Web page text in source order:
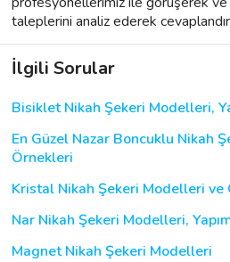
taleplerini analiz ederek
İlgili Sorular
Bisiklet Nikah Şekeri Modelleri,
En Güzel Nazar Boncuklu Nikah
Örnekleri
Kristal Nikah Şekeri Modelleri ve
Nar Nikah Şekeri Modelleri,
Magnet Nikah Şekeri Modelleri